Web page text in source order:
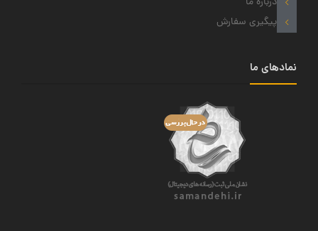
پیگیری سفارش
نمادهای ما